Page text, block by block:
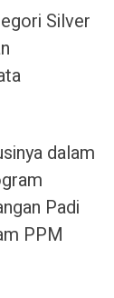
Silver
dalam
Padi
PPM